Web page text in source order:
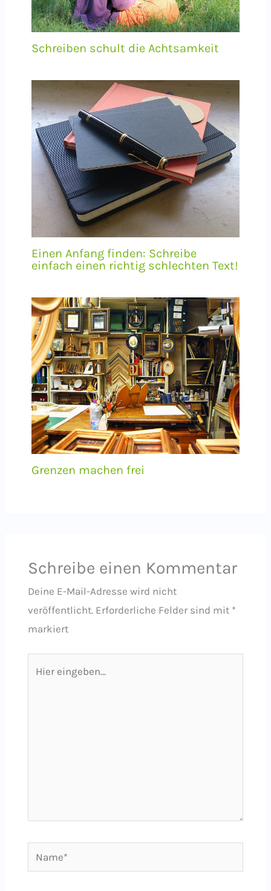
Schreiben schult die Achtsamkeit
Einen Anfang finden: Schreibe
einfach einen richtig schlechten Text!
Grenzen machen frei
Schreibe einen Kommentar
Deine E-Mail-Adresse wird nicht
veröffentlicht. Erforderliche Felder sind mit *
markiert
eingeben…
Name*